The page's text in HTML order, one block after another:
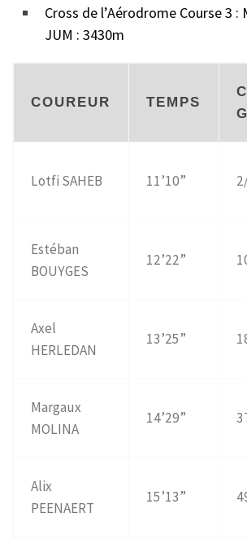
Cross de l’Aérodrome Course 3 :
JUM : 3430m
COUREUR TEMPS
Lotfi SAHEB 11’10”
Estéban
BOUYGES
12’22”
Axel
HERLEDAN
13’25”
Margaux
MOLINA
14’29”
Alix
PEENAERT
15’13”